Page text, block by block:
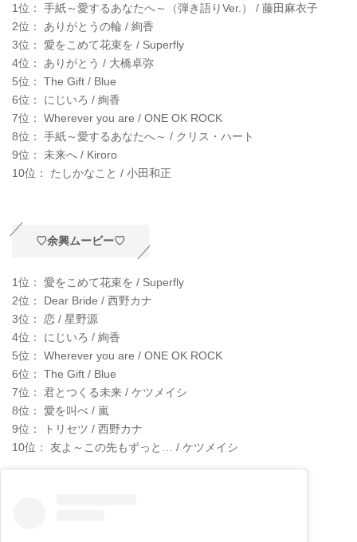
1位： 手紙～愛するあなたへ～（弾き語りVer.） / 藤田麻衣子
2位： ありがとうの輪 / 絢香
3位： 愛をこめて花束を / Superfly
4位： ありがとう / 大橋卓弥
5位： The Gift / Blue
6位： にじいろ / 絢香
7位： Wherever you are / ONE OK ROCK
8位： 手紙～愛するあなたへ～ / クリス・ハート
9位： 未来へ / Kiroro
10位： たしかなこと / 小田和正
♡余興ムービー♡
1位： 愛をこめて花束を / Superfly
2位： Dear Bride / 西野カナ
3位： 恋 / 星野源
4位： にじいろ / 絢香
5位： Wherever you are / ONE OK ROCK
6位： The Gift / Blue
7位： 君とつくる未来 / ケツメイシ
8位： 愛を叫べ / 嵐
9位： トリセツ / 西野カナ
10位： 友よ～この先もずっと… / ケツメイシ